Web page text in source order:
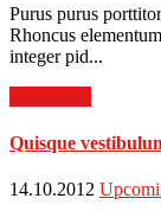
Purus purus
Rhoncus
integer pid...
Quisque
14.10.2012